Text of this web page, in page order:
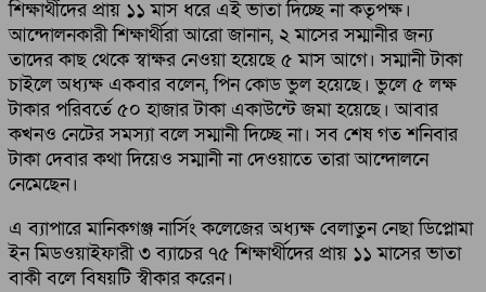
শিক্ষার্থীদের প্রায় ১১ মাস ধরে এই ভাতা দিচ্ছে না কতৃপক্ষ।
আন্দোলনকারী শিক্ষার্থীরা আরো জানান, ২ মাসের সম্মানীর জন্য
তাদের কাছ থেকে স্বাক্ষর নেওয়া হয়েছে ৫ মাস আগে। সম্মানী টাকা
চাইলে অধ্যক্ষ একবার বলেন, পিন কোড ভুল হয়েছে। ভুলে ৫ লক্ষ
টাকার পরিবর্তে ৫০ হাজার টাকা একাউন্টে জমা হয়েছে। আবার
কখনও নেটের সমস্যা বলে সম্মানী দিচ্ছে না। সব শেষ গত শনিবার
টাকা দেবার কথা দিয়েও সম্মানী না দেওয়াতে তারা আন্দোলনে
নেমেছেন।
এ ব্যাপারে মানিকগঞ্জ নার্সিং কলেজের অধ্যক্ষ বেলাতুন নেছা ডিপ্লোমা
ইন মিডওয়াইফারী ৩ ব্যাচের ৭৫ শিক্ষার্থীদের প্রায় ১১ মাসের ভাতা
বাকী বলে বিষয়টি স্বীকার করেন।